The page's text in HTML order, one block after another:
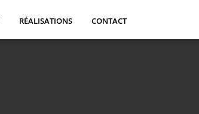
RÉALISATIONS CONTACT